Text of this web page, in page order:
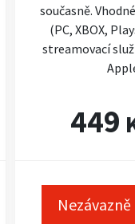
současně.
(PC, XBOX,
streamovací
449